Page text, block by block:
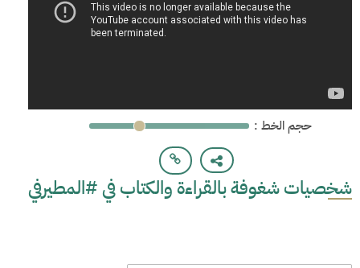
: حجم الخط
شخصيات شغوفة بالقراءة والكتاب في #المطيرفي